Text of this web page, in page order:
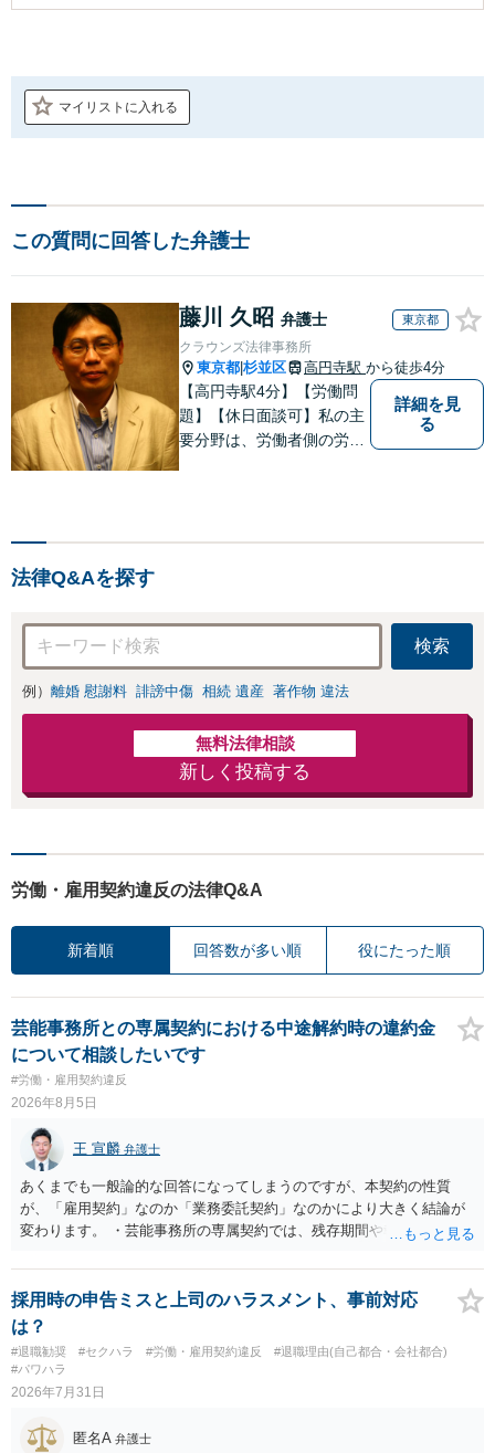
マイリストに入れる
この質問に回答した弁護士
藤川 久昭 弁護士 東京都
クラウンズ法律事務所
東京都 杉並区 高円寺駅 から徒歩4分
【高円寺駅4分】【労働問
題】【休日面談可】私の主
要分野は、労働者側の労働
詳細を見
る
法律Q&Aを探す
検索
例） 離婚 慰謝料 誹謗中傷 相続 遺産 著作物 違法
無料法律相談
新しく投稿する
労働・雇用契約違反の法律Q&A
新着順 回答数が多い順 役にたった順
芸能事務所との専属契約における中途解約時の違約金
について相談したいです
#労働・雇用契約違反
2026年8月5日
王 宣麟 弁護士
あくまでも一般論的な回答になってしまうのですが、本契約の性質
が、「雇用契約」なのか「業務委託契約」なのかにより大きく結論が
変わります。 ・芸能事務所の専属契約では、残存期間や報酬額、投下
務上よくあるからといって当然に適法という意味ではなく、実際の損
害との対応関係や合理性が重要です。 ・違約金に上限がなくても、常
に有効になるわけではありません。契約が労働契約に近い実態なら労
基法16条で無効となる余地があり、そうでなくても、金額が事務所の
損害と比べて過大なら無効や減額が争点になります。 ・契約前の修正
交渉は一般的です。 交渉の方向としては、上限額を設ける、実損害ベ
費・未回収費用のみ」に限定する、などが典型です。 ・弁護士に契約
採用時の申告ミスと上司のハラスメント、事前対応
は？
#退職勧奨 #セクハラ #労働・雇用契約違反
#退職理由(自己都合・会社都合)
#パワハラ
2026年7月31日
匿名A 弁護士